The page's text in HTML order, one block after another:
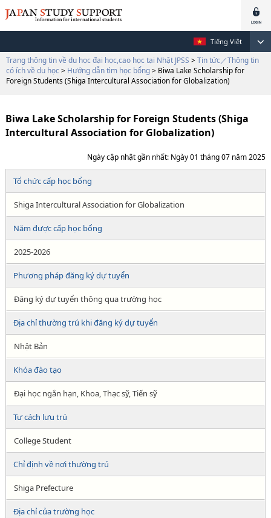
Tiếng Việt
Trang thông tin về du học đại học,cao học tại Nhật JPSS > Tin tức／Thông tin
có ích về du học > Hướng dẫn tìm học bổng> Biwa Lake Scholarship for
Foreign Students (Shiga Intercultural Association for Globalization)
Biwa Lake Scholarship for Foreign Students (Shiga
Intercultural Association for Globalization)
Ngày cập nhật gần nhất: Ngày 01 tháng 07 năm 2025
Tổ chức cấp học bổng
Shiga Intercultural Association for Globalization
Năm được cấp học bổng
2025-2026
Phương pháp đăng ký dự tuyển
Đăng ký dự tuyển thông qua trường học
Địa chỉ thường trú khi đăng ký dự tuyển
Nhật Bản
Khóa đào tạo
Đại học ngắn hạn, Khoa, Thạc sỹ, Tiến sỹ
Tư cách lưu trú
College Student
Chỉ định về nơi thường trú
Shiga Prefecture
Địa chỉ của trường học